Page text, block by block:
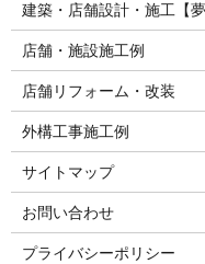
建築・店舗設計・施工【
店舗・施設施工例
店舗リフォーム・改装
外構工事施工例
サイトマップ
お問い合わせ
プライバシーポリシー